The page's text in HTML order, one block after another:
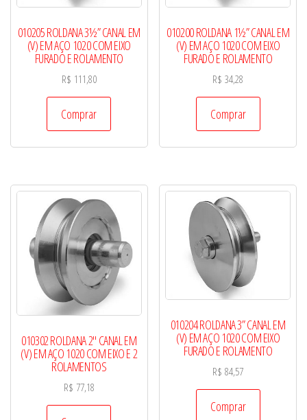
010205 ROLDANA 3½” CANAL EM
(V) EM AÇO 1020 COM EIXO
FURADO E ROLAMENTO
R$ 111,80
Comprar
010200 ROLDANA 1½” CANAL EM
(V) EM AÇO 1020 COM EIXO
FURADO E ROLAMENTO
R$ 34,28
Comprar
010302 ROLDANA 2″ CANAL EM
(V) EM AÇO 1020 COM EIXO E 2
ROLAMENTOS
R$ 77,18
010204 ROLDANA 3” CANAL EM
(V) EM AÇO 1020 COM EIXO
FURADO E ROLAMENTO
R$ 84,57
Comprar